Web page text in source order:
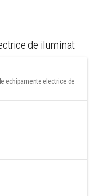
de iluminat
echipamente electrice de